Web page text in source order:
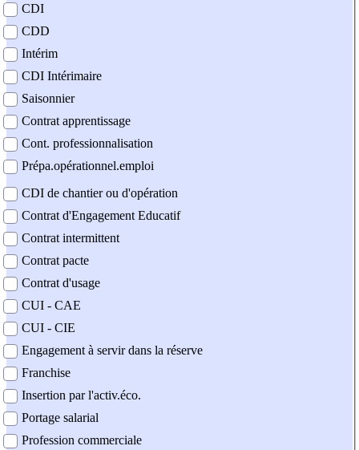
contrat
CDI
CDD
Intérim
CDI Intérimaire
Saisonnier
Contrat apprentissage
Cont. professionnalisation
Prépa.opérationnel.emploi
CDI de chantier ou d'opération
Contrat d'Engagement Educatif
Contrat intermittent
Contrat pacte
Contrat d'usage
CUI - CAE
CUI - CIE
Engagement à servir dans la réserve
Franchise
Insertion par l'activ.éco.
Portage salarial
Profession commerciale